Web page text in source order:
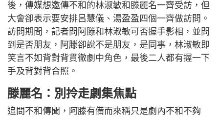
後，傳媒想邀傳不和的林淑敏和滕麗名一齊受訪，但
大會卻表示要安排呂慧儀、湯盈盈四個一齊做訪問。
訪問期間，記者問阿滕和林淑敏可否握手影相，並問
到是否朋友，阿滕卻說不是朋友，是同事，林淑敏即
笑言不如背對背貫徹劇中角色，最後二人都有握一下
手及背對背合照。
滕麗名：別拎走劇集焦點
追問不和傳聞，阿滕有備而來稱只是劇內不和不夠